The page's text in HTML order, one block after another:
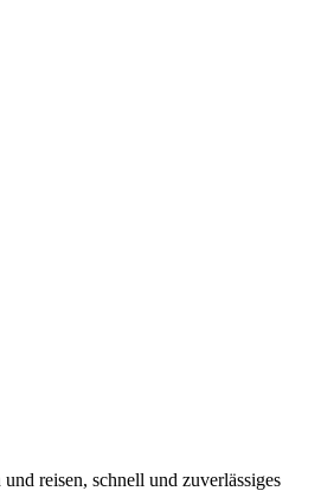
reisen, schnell und zuverlässiges